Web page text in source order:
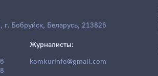
г. Бобруйск, Беларусь, 213826